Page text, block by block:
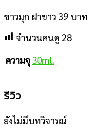
ขาวมุก ฝาขาว 39 บาท
จำนวนคนดู 28
ความจุ 30ml.
รีวิว
ยังไม่มีบทวิจารณ์